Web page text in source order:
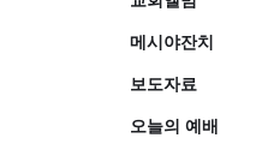
메시야잔치
보도자료
오늘의 예배